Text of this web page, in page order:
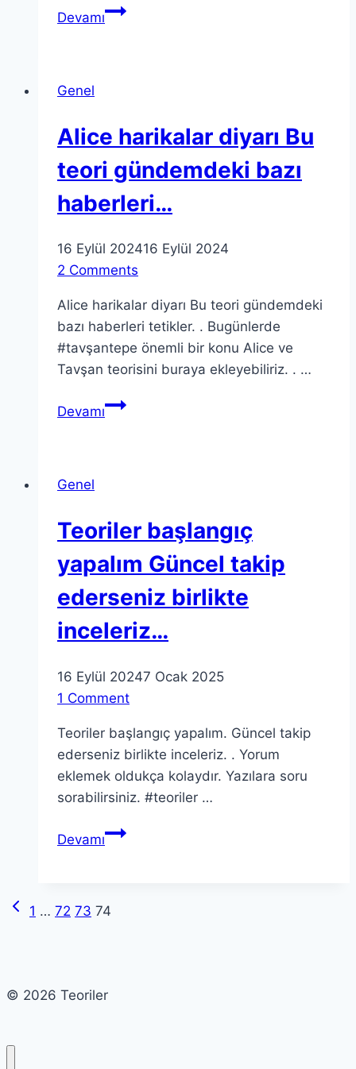
DevamıTwitter
ile
X…
Genel
Alice harikalar diyarı Bu
teori gündemdeki bazı
haberleri…
16 Eylül 202416 Eylül 2024
2 Comments
Alice harikalar diyarı Bu teori gündemdeki
bazı haberleri tetikler. . Bugünlerde
#tavşantepe önemli bir konu Alice ve
Tavşan teorisini buraya ekleyebiliriz. . …
DevamıAlice
bazı
haberleri…
Genel
Teoriler başlangıç
yapalım Güncel takip
ederseniz birlikte
inceleriz…
16 Eylül 20247 Ocak 2025
1 Comment
Teoriler başlangıç yapalım. Güncel takip
ederseniz birlikte inceleriz. . Yorum
eklemek oldukça kolaydır. Yazılara soru
sorabilirsiniz. #teoriler …
DevamıTeoriler
takip
Page
Previous
1 … 72 73 74
© 2026 Teoriler